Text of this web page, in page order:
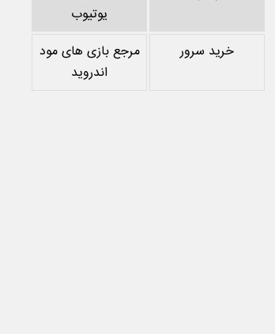
یوتیوب
خرید سرور
مرجع بازی های مود
اندروید